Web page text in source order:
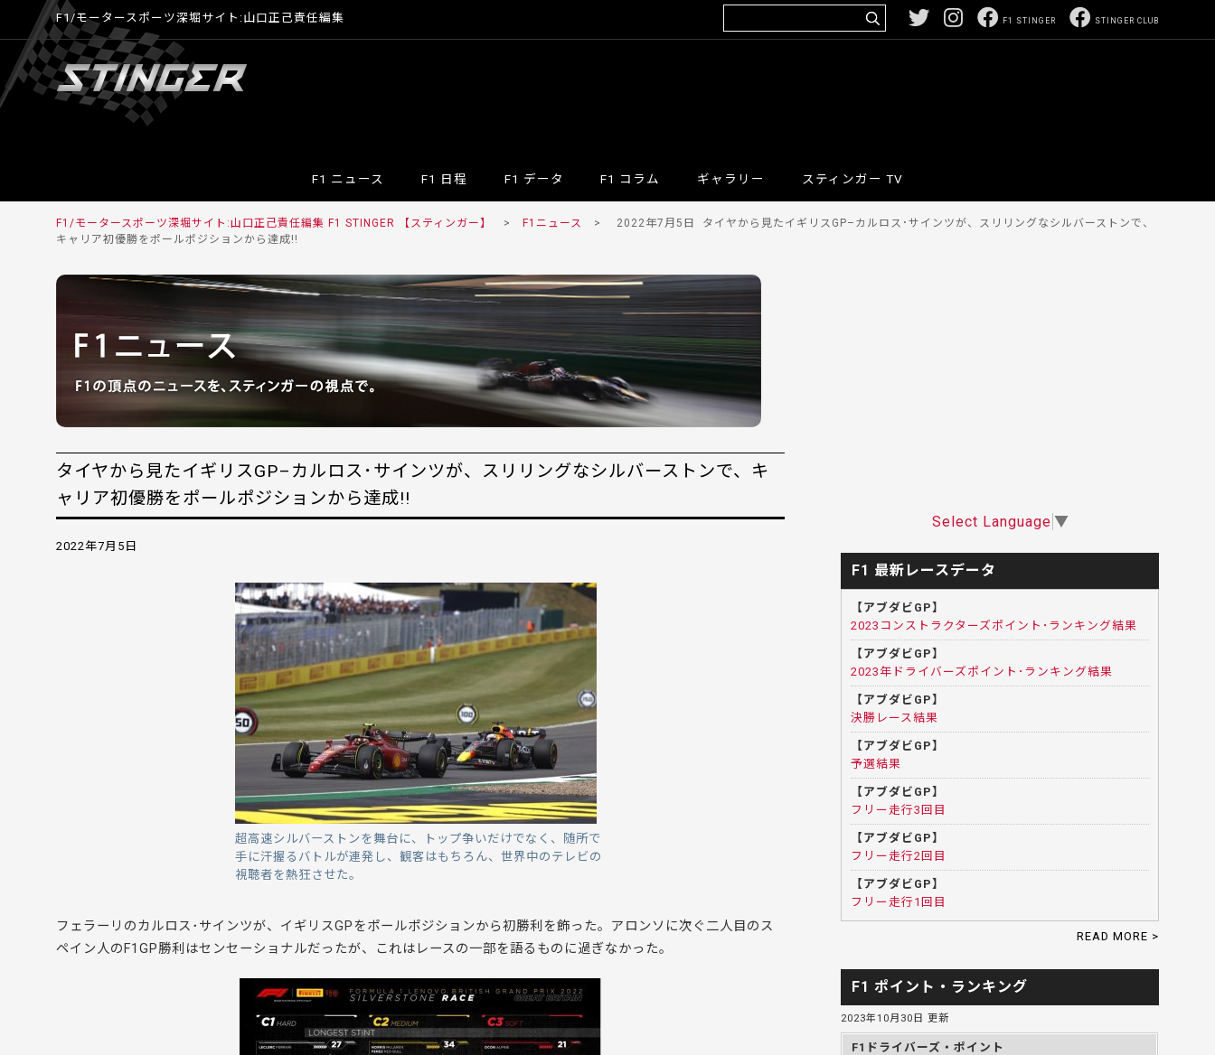
F1/モータースポーツ深堀サイト:山口正己責任編集 STINGER CLUB
F1 STINGER
F1 ニュース F1 日程 F1 データ F1 コラム ギャラリー スティンガー TV
F1/モータースポーツ深堀サイト:山口正己責任編集 F1 STINGER 【スティンガー】 > F1ニュース > 2022年7月5日
タイヤから見たイギリスGP–カルロス･サインツが、スリリングなシルバーストンで、
キャリア初優勝をポールポジションから達成!!
タイヤから見たイギリスGP–カルロス･サインツが、スリリングなシルバーストンで、キ
ャリア初優勝をポールポジションから達成!!
2022年7月5日
超高速シルバーストンを舞台に、トップ争いだけでなく、随所で
手に汗握るバトルが連発し、観客はもちろん、世界中のテレビの
視聴者を熱狂させた。
フェラーリのカルロス･サインツが、イギリスGPをポールポジションから初勝利を飾った。アロンソに次ぐ二人目のス
ペイン人のF1GP勝利はセンセーショナルだったが、これはレースの一部を語るものに過ぎなかった。
Select Language ▼
F1 最新レースデータ
【アブダビGP】
2023コンストラクターズポイント･ランキング結果
【アブダビGP】
2023年ドライバーズポイント･ランキング結果
【アブダビGP】
決勝レース結果
【アブダビGP】
予選結果
【アブダビGP】
フリー走行3回目
【アブダビGP】
フリー走行2回目
【アブダビGP】
フリー走行1回目
READ MORE >
F1 ポイント・ランキング
2023年10月30日 更新
F1ドライバーズ・ポイント